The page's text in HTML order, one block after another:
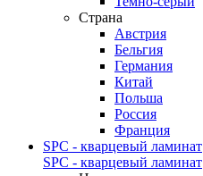
Страна
Австрия
Бельгия
Германия
Китай
Польша
Россия
Франция
SPC - кварцевый ламинат
SPC - кварцевый ламинат